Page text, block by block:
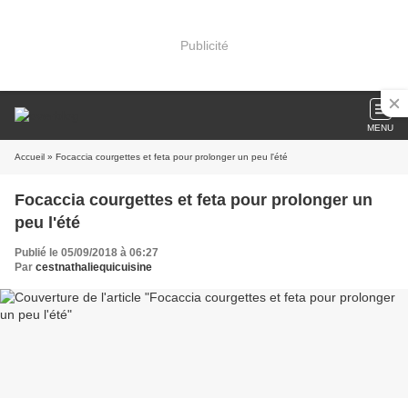
Publicité
MENU
Accueil » Focaccia courgettes et feta pour prolonger un peu l'été
Focaccia courgettes et feta pour prolonger un
peu l'été
Publié le 05/09/2018 à 06:27
Par cestnathaliequicuisine